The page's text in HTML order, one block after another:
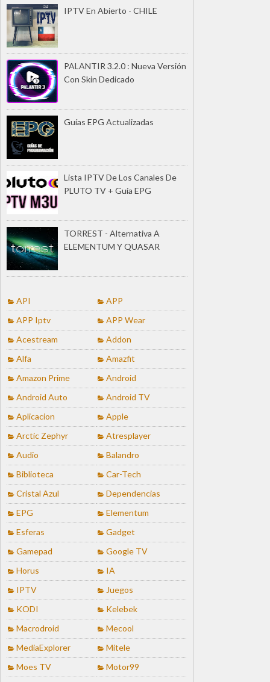
IPTV En Abierto - CHILE
PALANTIR 3.2.0 : Nueva Versión
Con Skin Dedicado
Guías EPG Actualizadas
Lista IPTV De Los Canales De
PLUTO TV + Guía EPG
TORREST - Alternativa A
ELEMENTUM Y QUASAR
API
APP
APP Iptv
APP Wear
Acestream
Addon
Alfa
Amazfit
Amazon Prime
Android
Android Auto
Android TV
Aplicacion
Apple
Arctic Zephyr
Atresplayer
Audio
Balandro
Biblioteca
Car-Tech
Cristal Azul
Dependencias
EPG
Elementum
Esferas
Gadget
Gamepad
Google TV
Horus
IA
IPTV
Juegos
KODI
Kelebek
Macrodroid
Mecool
MediaExplorer
Mitele
Moes TV
Motor99